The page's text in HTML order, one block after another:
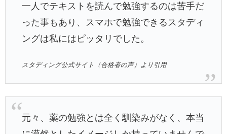
一人でテキストを読んで勉強するのは苦手だ
った事もあり、スマホで勉強できるスタディ
ングは私にはピッタリでした。
スタディング公式サイト（合格者の声）より引用
元々、薬の勉強とは全く馴染みがなく、本当